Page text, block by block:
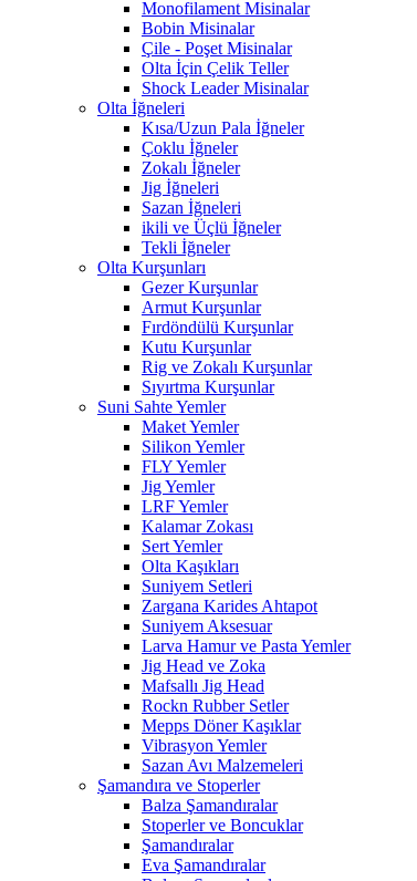
Monofilament Misinalar
Bobin Misinalar
Çile - Poşet Misinalar
Olta İçin Çelik Teller
Shock Leader Misinalar
Olta İğneleri
Kısa/Uzun Pala İğneler
Çoklu İğneler
Zokalı İğneler
Jig İğneleri
Sazan İğneleri
ikili ve Üçlü İğneler
Tekli İğneler
Olta Kurşunları
Gezer Kurşunlar
Armut Kurşunlar
Fırdöndülü Kurşunlar
Kutu Kurşunlar
Rig ve Zokalı Kurşunlar
Sıyırtma Kurşunlar
Suni Sahte Yemler
Maket Yemler
Silikon Yemler
FLY Yemler
Jig Yemler
LRF Yemler
Kalamar Zokası
Sert Yemler
Olta Kaşıkları
Suniyem Setleri
Zargana Karides Ahtapot
Suniyem Aksesuar
Larva Hamur ve Pasta Yemler
Jig Head ve Zoka
Mafsallı Jig Head
Rockn Rubber Setler
Mepps Döner Kaşıklar
Vibrasyon Yemler
Sazan Avı Malzemeleri
Şamandıra ve Stoperler
Balza Şamandıralar
Stoperler ve Boncuklar
Şamandıralar
Eva Şamandıralar